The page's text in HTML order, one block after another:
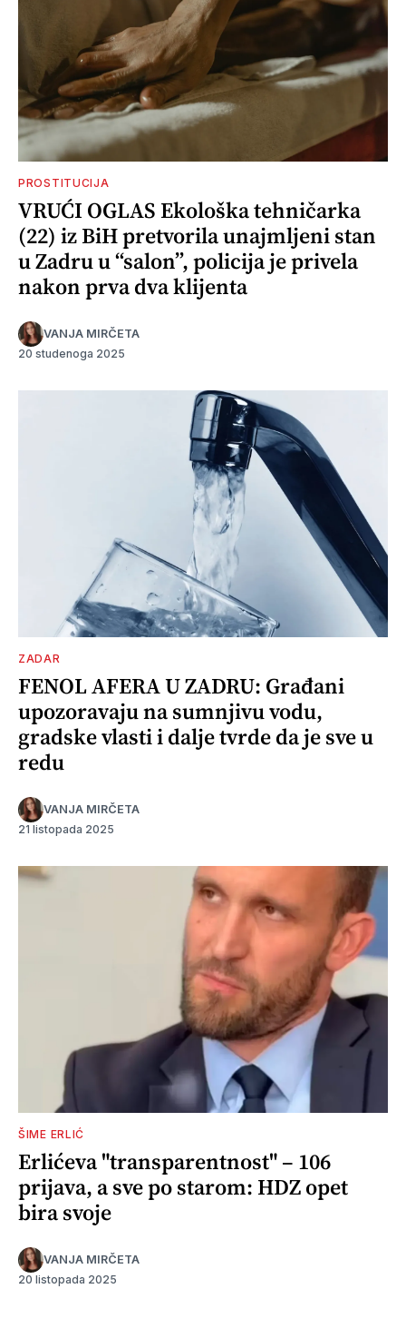
PROSTITUCIJA
VRUĆI OGLAS Ekološka tehničarka
(22) iz BiH pretvorila unajmljeni stan
u Zadru u “salon”, policija je privela
nakon prva dva klijenta
VANJA MIRČETA
20 studenoga 2025
ZADAR
FENOL AFERA U ZADRU: Građani
upozoravaju na sumnjivu vodu,
gradske vlasti i dalje tvrde da je sve u
redu
VANJA MIRČETA
21 listopada 2025
ŠIME ERLIĆ
Erlićeva "transparentnost" – 106
prijava, a sve po starom: HDZ opet
bira svoje
VANJA MIRČETA
20 listopada 2025